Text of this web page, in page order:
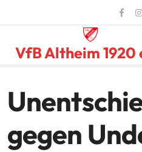
VfB Altheim 1920
gegen